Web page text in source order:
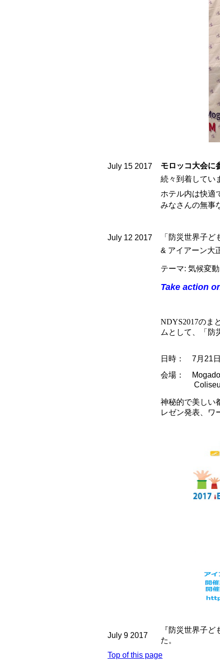
July 15 2017
モロッコ大会に
続々到着してい
ホテル内は快適
みなさんの無事
July 12 2017
「防災世界子
& アイアーン大
テーマ: 気候変
Take action
NDYS2017のま
ムとして、
「
日時： 7月21
会場：
Coliseum:
神秘的で美しい
レゼン発表、ワ
July 9 2017
『防災世界子
た 。
Top of this page